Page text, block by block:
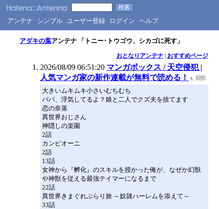
アンテナ シンプル ユーザー登録 ログイン ヘルプ
アダキの葉アンテナ 「トニー･トウゴウ、シカゴに死す」
おとなりアンテナ| おすすめページ
2026/08/09 06:51:20 マンガボックス / 天空侵犯 |
人気マンガ家の新作連載が無料で読める！
大きいムキムキ小さいむちむち
パパ、浮気してるよ？娘と二人でクズ夫を捨てます
恋の奈落
異世界おじさん
神隠しの楽園
2話
カンピオーニ
2話
13話
女神から『孵化』のスキルを授かった俺が、なぜか幻獣
や神獣を従える最強テイマーになるまで
22話
異世界きまぐれぶらり旅 ～奴隷ハーレムを添えて～
33話